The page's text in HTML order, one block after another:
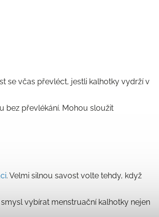
se včas převléct, jestli kalhotky vydrží v
bez převlékání. Mohou sloužit
. Velmi silnou savost volte tehdy, když
vybírat menstruační kalhotky nejen